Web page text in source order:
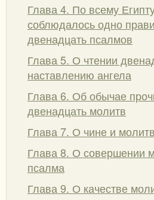
Глава 4. По всему
соблюдалось одно
двенадцать псалмов
Глава 5. О чтении
наставлению ангела
Глава 6. Об обычае
двенадцать молитв
Глава 7. О чине и
Глава 8. О совершении
псалма
Глава 9. О качестве